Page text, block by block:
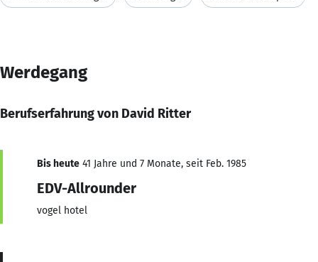
Werdegang
Berufserfahrung von David Ritter
Bis heute 41 Jahre und 7 Monate, seit Feb. 1985
EDV-Allrounder
vogel hotel